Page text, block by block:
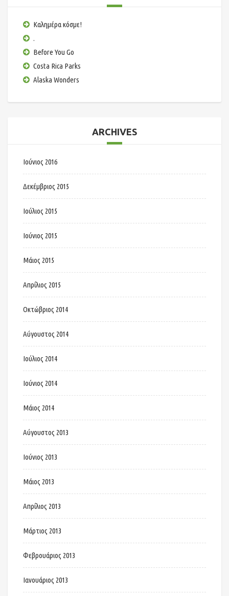
Καλημέρα κόσμε!
.
Before You Go
Costa Rica Parks
Alaska Wonders
ARCHIVES
Ιούνιος 2016
Δεκέμβριος 2015
Ιούλιος 2015
Ιούνιος 2015
Μάιος 2015
Απρίλιος 2015
Οκτώβριος 2014
Αύγουστος 2014
Ιούλιος 2014
Ιούνιος 2014
Μάιος 2014
Αύγουστος 2013
Ιούνιος 2013
Μάιος 2013
Απρίλιος 2013
Μάρτιος 2013
Φεβρουάριος 2013
Ιανουάριος 2013